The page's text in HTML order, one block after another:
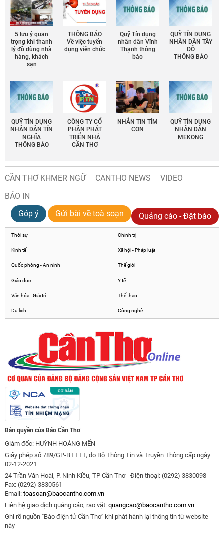
5 lưu ý quan
trọng khi thanh
lý đồ dùng nhà
hàng, khách
sạn
THÔNG BÁO
Về việc tuyển
dụng viên chức
Quỹ Tín dụng
nhân dân Vĩnh
Thạnh thông
báo
QUỸ TÍN DỤNG
NHÂN DÂN TÂY
ĐÔ
THÔNG BÁO
QUỸ TÍN DỤNG
NHÂN DÂN TÍN
NGHĨA
THÔNG BÁO
CÔNG TY CỔ
PHẦN PHÁT
TRIỂN NHÀ
CẦN THƠ
NHẮN TIN TÌM
CON
QUỸ TÍN DỤNG
NHÂN DÂN
MEKONG
CẦN THƠ KHMER NGỮ CANTHO NEWS
VIDEO
BÁO IN
Góp ý
Gửi bài về toà soạn Quảng cáo - Đặt báo
Thời sự Chính trị
Kinh tế Xã hội - Pháp luật
Quốc phòng - An ninh Thế giới
Giáo dục Y tế
Văn hóa - Giải trí Thể thao
Du lịch Công nghệ
Bản quyền của Báo Cần Thơ
Giám đốc: HUỲNH HOÀNG MẾN
Giấy phép số 789/GP-BTTTT, do Bộ Thông Tin và Truyền Thông cấp ngày
02-12-2021
24 Trần Văn Hoài, P. Ninh Kiều, TP Cần Thơ - Điện thoại: (0292) 3830098 -
Fax: (0292) 3830561
Email: toasoan@baocantho.com.vn
Liên hệ giao dịch quảng cáo, rao vặt: quangcao@baocantho.com.vn
Ghi rõ nguồn "Báo điện tử Cần Thơ" khi phát hành lại thông tin từ website
này